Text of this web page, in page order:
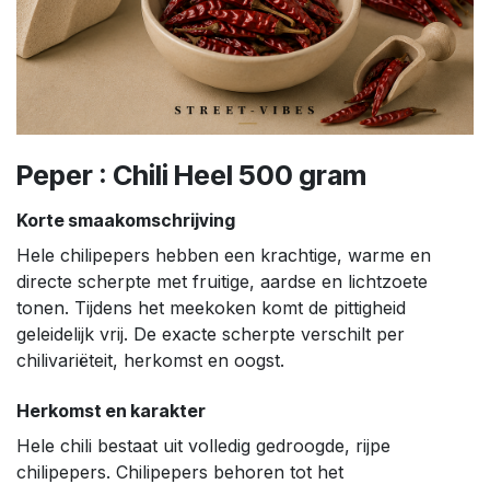
Peper : Chili Heel 500 gram
Korte smaakomschrijving
Hele chilipepers hebben een krachtige, warme en
directe scherpte met fruitige, aardse en lichtzoete
tonen. Tijdens het meekoken komt de pittigheid
geleidelijk vrij. De exacte scherpte verschilt per
chilivariëteit, herkomst en oogst.
Herkomst en karakter
Hele chili bestaat uit volledig gedroogde, rijpe
chilipepers. Chilipepers behoren tot het